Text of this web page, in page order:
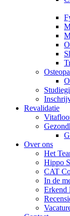
Revalidatie
Over ons
Het
Hippo
CAT
In de
Erkend